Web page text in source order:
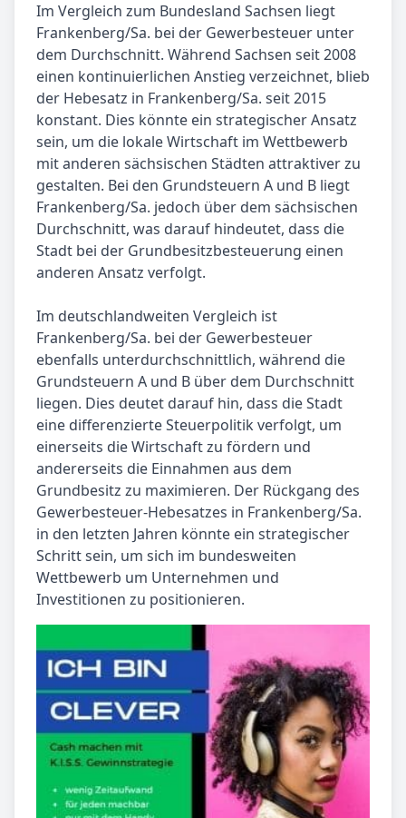
Im Vergleich zum Bundesland Sachsen liegt
Frankenberg/Sa. bei der Gewerbesteuer unter
dem Durchschnitt. Während Sachsen seit 2008
einen kontinuierlichen Anstieg verzeichnet, blieb
der Hebesatz in Frankenberg/Sa. seit 2015
konstant. Dies könnte ein strategischer Ansatz
sein, um die lokale Wirtschaft im Wettbewerb
mit anderen sächsischen Städten attraktiver zu
gestalten. Bei den Grundsteuern A und B liegt
Frankenberg/Sa. jedoch über dem sächsischen
Durchschnitt, was darauf hindeutet, dass die
Stadt bei der Grundbesitzbesteuerung einen
anderen Ansatz verfolgt.
Im deutschlandweiten Vergleich ist
Frankenberg/Sa. bei der Gewerbesteuer
ebenfalls unterdurchschnittlich, während die
Grundsteuern A und B über dem Durchschnitt
liegen. Dies deutet darauf hin, dass die Stadt
eine differenzierte Steuerpolitik verfolgt, um
einerseits die Wirtschaft zu fördern und
andererseits die Einnahmen aus dem
Grundbesitz zu maximieren. Der Rückgang des
Gewerbesteuer-Hebesatzes in Frankenberg/Sa.
in den letzten Jahren könnte ein strategischer
Schritt sein, um sich im bundesweiten
Wettbewerb um Unternehmen und
Investitionen zu positionieren.